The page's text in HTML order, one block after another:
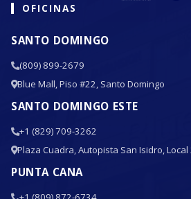
OFICINAS
SANTO DOMINGO
(809) 899-2679
Blue Mall, Piso #22, Santo Domingo
SANTO DOMINGO ESTE
+1 (829) 709-3262
Plaza Cuadra, Autopista San Isidro, Local
PUNTA CANA